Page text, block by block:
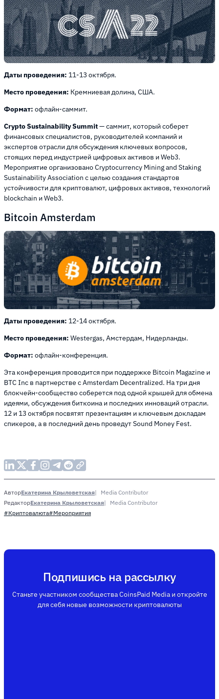
Даты проведения: 11-13 октября.
Место проведения: Кремниевая долина, США.
Формат: офлайн-саммит.
Crypto Sustainability Summit— саммит, который соберет
финансовых специалистов, руководителей компаний и
экспертов отрасли для обсуждения ключевых вопросов,
стоящих перед индустрией цифровых активов и Web3.
Мероприятие организовано Cryptocurrency Mining and Staking
Sustainability Association с целью создания стандартов
устойчивости для криптовалют, цифровых активов, технологий
blockchain и Web3.
Bitcoin Amsterdam
Даты проведения: 12-14 октября.
Место проведения: Westergas, Амстердам, Нидерланды.
Формат: офлайн-конференция.
Эта конференция проводится при поддержке Bitcoin Magazine и
BTC Inc в партнерстве с Amsterdam Decentralized. На три дня
блокчейн-сообщество соберется под одной крышей для обмена
идеями, обсуждения биткоина и последних инноваций отрасли.
12 и 13 октября посвятят презентациям и ключевым докладам
спикеров, а в последний день проведут Sound Money Fest.
АвторЕкатерина Крыловетская
Media Contributor
РедакторЕкатерина Крыловетская
Media Contributor
#Криптовалюта#Мероприятия
Подпишись на рассылку
Станьте участником сообщества CoinsPaid Media и откройте
для себя новые возможности криптовалюты